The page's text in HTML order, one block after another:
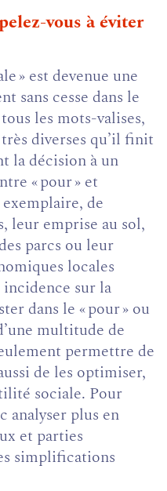
vous à éviter
» est devenue une
sans cesse dans le
les mots-valises,
diverses qu’il finit
la décision à un
« pour » et
exemplaire, de
leur emprise au sol,
parcs ou leur
locales
sur la
dans le « pour » ou
multitude de
permettre de
de les optimiser,
sociale. Pour
analyser plus en
et parties
simplifications